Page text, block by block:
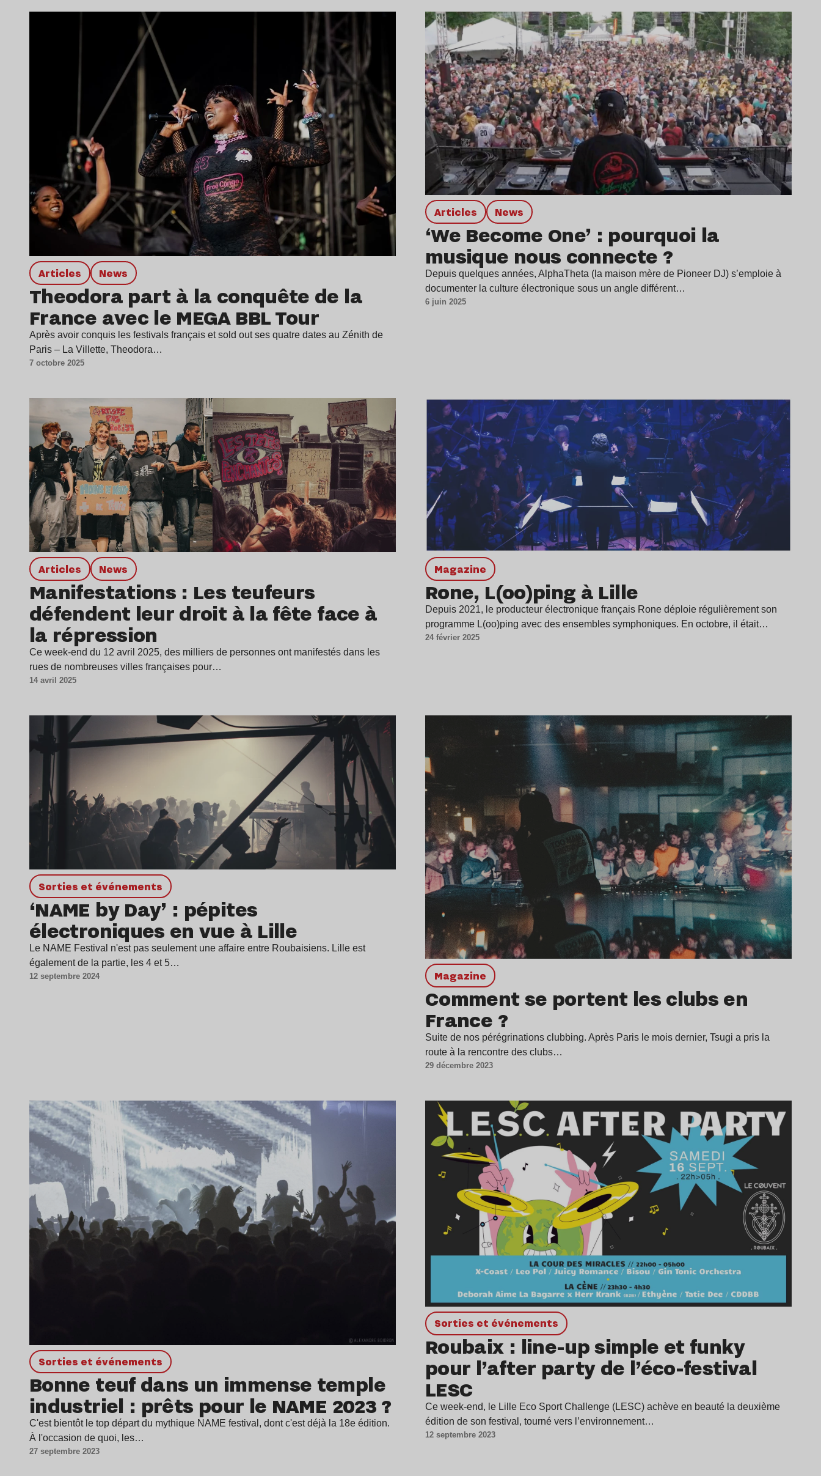
Articles news
Theodora part à la conquête de la
France avec le MEGA BBL Tour
Après avoir conquis les festivals français et sold out ses quatre dates au Zénith de
Paris – La Villette, Theodora…
7 octobre 2025
Articles news
‘We Become One’ : pourquoi la
musique nous connecte ?
Depuis quelques années, AlphaTheta (la maison mère de Pioneer DJ) s’emploie à
documenter la culture électronique sous un angle différent…
6 juin 2025
Articles news
Manifestations : Les teufeurs
défendent leur droit à la fête face à
la répression
Ce week-end du 12 avril 2025, des milliers de personnes ont manifestés dans les
rues de nombreuses villes françaises pour…
14 avril 2025
magazine
Rone, L(oo)ping à Lille
Depuis 2021, le producteur électronique français Rone déploie régulièrement son
programme L(oo)ping avec des ensembles symphoniques. En octobre, il était…
24 février 2025
Sorties et événements
‘NAME by Day’ : pépites
électroniques en vue à Lille
Le NAME Festival n'est pas seulement une affaire entre Roubaisiens. Lille est
également de la partie, les 4 et 5…
12 septembre 2024 magazine
Comment se portent les clubs en
France ?
Suite de nos pérégrinations clubbing. Après Paris le mois dernier, Tsugi a pris la
route à la rencontre des clubs…
29 décembre 2023
Sorties et événements
Bonne teuf dans un immense temple
industriel : prêts pour le NAME 2023 ?
C'est bientôt le top départ du mythique NAME festival, dont c'est déjà la 18e édition.
À l'occasion de quoi, les…
27 septembre 2023
Sorties et événements
Roubaix : line-up simple et funky
pour l’after party de l’éco-festival
LESC
Ce week-end, le Lille Eco Sport Challenge (LESC) achève en beauté la deuxième
édition de son festival, tourné vers l’environnement…
12 septembre 2023